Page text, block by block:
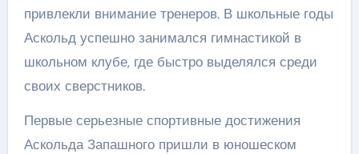
привлекли внимание тренеров. В школьные годы
Аскольд успешно занимался гимнастикой в
школьном клубе, где быстро выделялся среди
своих сверстников.
Первые серьезные спортивные достижения
Аскольда Запашного пришли в юношеском